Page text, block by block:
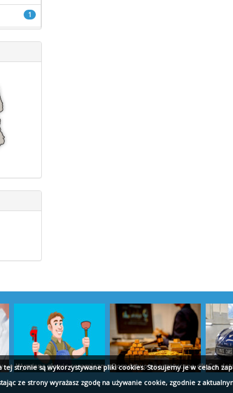
1
- ekspert.biz
Wymiana głowic ceramicznych w baterii Kraków -
Doradztwo energetyczne dla firm -
Car
tej stronie są wykorzystywane pliki cookies. Stosujemy je w celach
ze strony wyrażasz zgodę na używanie cookie, zgodnie z